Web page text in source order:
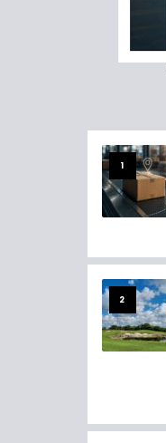
1
2